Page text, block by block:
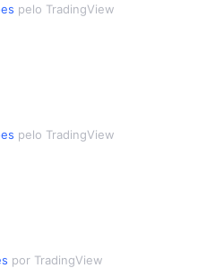
pelo TradingView
pelo TradingView
por TradingView